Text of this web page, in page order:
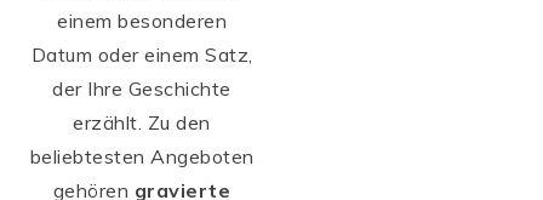
einem besonderen
Datum oder einem Satz,
der Ihre Geschichte
erzählt. Zu den
beliebtesten Angeboten
gehören gravierte